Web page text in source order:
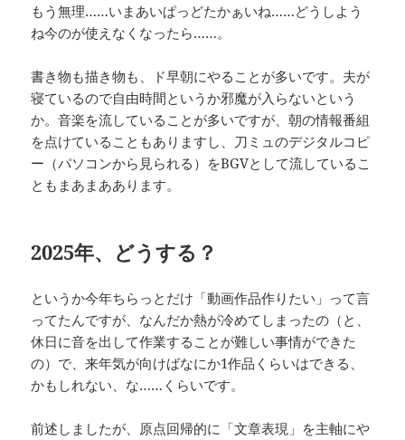
もう無理……いまあいぱっどたかぁいね……どうしよう
ね今のが使えなくなったら……。
書き物も描き物も、ド早朝にやることが多いです。夫が
寝ているので自由時間というか邪魔が入らないという
か。音楽を流していることが多いですが、朝の情報番組
を点けていることもありますし、刀ミュのデジタルコピ
ー（パソコンから見られる）をBGVとして流しているこ
ともまあまああります。
2025年、どうする？
というか今年ちらっとだけ「動画作品作りたい」って言
ってたんですが、なんだか熱が冷めてしまったの（と、
休日に音を出して作業することが難しい事情ができた
の）で、来年気が向けばなにか1作品くらいはできる、
かもしれない、な……くらいです。
前述しましたが、原点回帰的に「文章表現」を主軸にや